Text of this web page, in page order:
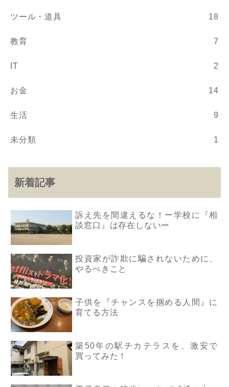
ツール・道具 18
教育 7
IT 2
お金 14
生活 9
未分類 1
新着記事
訴え先を間違えるな！ー学校に『相
談窓口』は存在しないー
投資家が詐欺に騙されないために、
やるべきこと
子供を『チャンスを掴める人間』に
育てる方法
築50年の駅チカテラスを、激安で
買ってみた！